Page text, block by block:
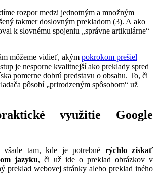
rozpor medzi jednotným a množným
takmer doslovným prekladom (3). A ako
k slovnému spojeniu „správne artikulárne“
môžeme vidieť, akým pokrokom prešiel
je nesporne kvalitnejší ako preklady spred
pomerne dobrú predstavu o obsahu. To, či
pôsobí „prirodzeným spôsobom“ už
využitie Google
všade tam, kde je potrebné rýchlo získať
jazyku, či už ide o preklad obrázkov v
preklad webovej stránky alebo preklad iného